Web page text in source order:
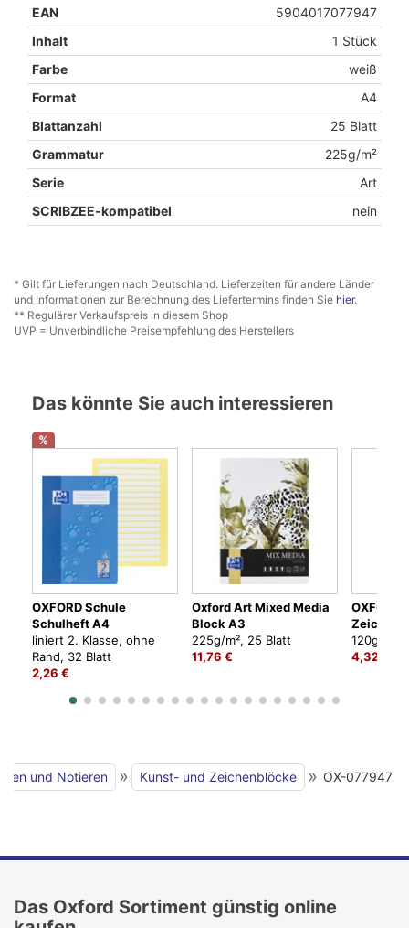
EAN
5904017077947
Inhalt
1 Stück
Farbe
weiß
Format
A4
Blattanzahl
25 Blatt
Grammatur
225g/m²
Serie
Art
SCRIBZEE-kompatibel
nein
* Gilt für Lieferungen nach Deutschland. Lieferzeiten für andere Länder
und Informationen zur Berechnung des Liefertermins finden Sie hier.
** Regulärer Verkaufspreis in diesem Shop
UVP = Unverbindliche Preisempfehlung des Herstellers
Das könnte Sie auch interessieren
%
OXFORD Schule
Schulheft A4
liniert 2. Klasse, ohne
Rand, 32 Blatt
2,26 €
Oxford Art Mixed Media
Block A3
225g/m², 25 Blatt
11,76 €
OXFORD
120g/m²,
4,32 €
und Notieren » Kunst- und Zeichenblöcke » OX-077947
Das Oxford Sortiment günstig online